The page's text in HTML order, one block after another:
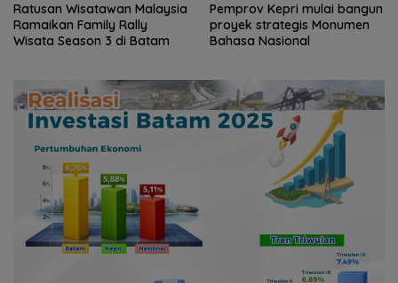
Ratusan Wisatawan Malaysia
Ramaikan Family Rally
Wisata Season 3 di Batam
Pemprov Kepri mulai bangun
proyek strategis Monumen
Bahasa Nasional